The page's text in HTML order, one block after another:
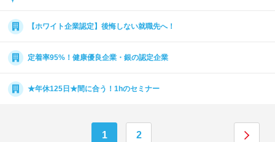
【ホワイト企業認定】後悔しない就職先へ！
定着率95%！健康優良企業・銀の認定企業
★年休125日★間に合う！1hのセミナー
1 2